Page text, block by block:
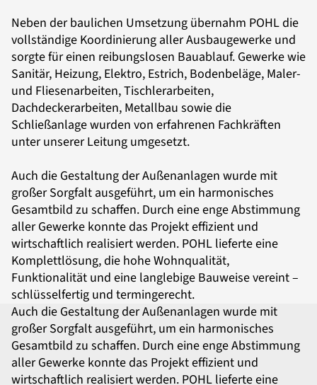
Neben der baulichen Umsetzung übernahm POHL die
vollständige Koordinierung aller Ausbaugewerke und
sorgte für einen reibungslosen Bauablauf. Gewerke wie
Sanitär, Heizung, Elektro, Estrich, Bodenbeläge, Maler-
und Fliesenarbeiten, Tischlerarbeiten,
Dachdeckerarbeiten, Metallbau sowie die
Schließanlage wurden von erfahrenen Fachkräften
unter unserer Leitung umgesetzt.
Auch die Gestaltung der Außenanlagen wurde mit
großer Sorgfalt ausgeführt, um ein harmonisches
Gesamtbild zu schaffen. Durch eine enge Abstimmung
aller Gewerke konnte das Projekt effizient und
wirtschaftlich realisiert werden. POHL lieferte eine
Komplettlösung, die hohe Wohnqualität,
Funktionalität und eine langlebige Bauweise vereint –
schlüsselfertig und termingerecht.
Auch die Gestaltung der Außenanlagen wurde mit
großer Sorgfalt ausgeführt, um ein harmonisches
Gesamtbild zu schaffen. Durch eine enge Abstimmung
aller Gewerke konnte das Projekt effizient und
wirtschaftlich realisiert werden. POHL lieferte eine